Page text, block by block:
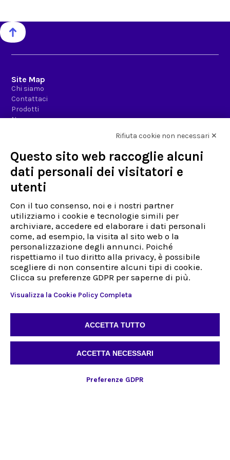
Site Map
Chi siamo
Contattaci
Prodotti
News-room
Privacy Policy & Info
Politiche per la qualità
Codice etico
Fatturazione Elettronica
Lavora con noi
Assistenza
Già Cliente
Nuovo Cliente
Indirizzo
Via Sestriere 3, 10060
Candiolo (TO)
Italy
Fax:+39 0113972132
Rifiuta cookie non necessari ✕
Questo sito web raccoglie alcuni
dati personali dei visitatori e
utenti
Con il tuo consenso, noi e i nostri partner
utilizziamo i cookie e tecnologie simili per
archiviare, accedere ed elaborare i dati personali
come, ad esempio, la visita al sito web o la
personalizzazione degli annunci. Poiché
rispettiamo il tuo diritto alla privacy, è possibile
scegliere di non consentire alcuni tipi di cookie.
Clicca su preferenze GDPR per saperne di più.
Visualizza la Cookie Policy Completa
ACCETTA TUTTO
ACCETTA NECESSARI
Preferenze GDPR